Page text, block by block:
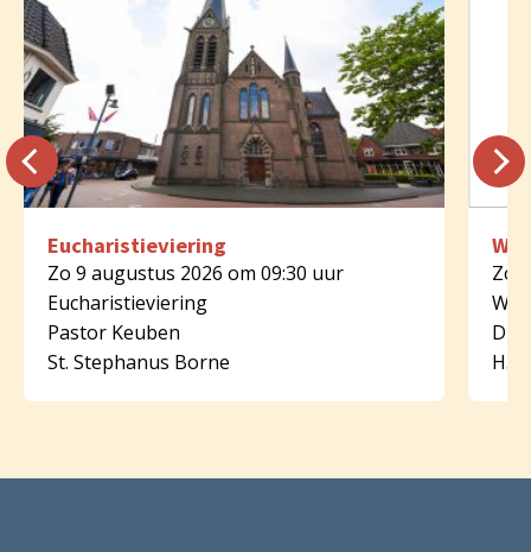
Eucharistieviering
Zo 9 augustus 2026 om 09:30 uur
Eucharistieviering
Pastor Keuben
St. Stephanus Borne
Zo
H.